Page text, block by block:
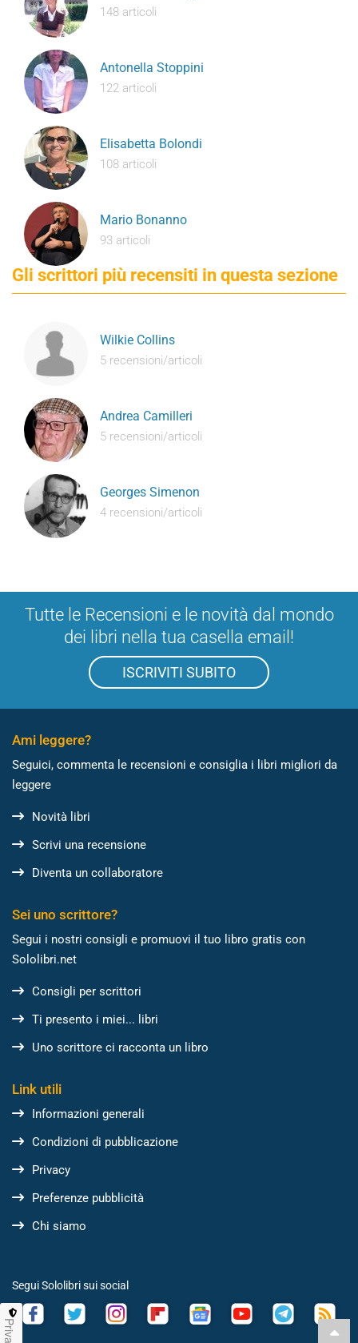
148 articoli
Antonella Stoppini
122 articoli
Elisabetta Bolondi
108 articoli
Mario Bonanno
93 articoli
Gli scrittori più recensiti in questa sezione
Wilkie Collins
5 recensioni/articoli
Andrea Camilleri
5 recensioni/articoli
Georges Simenon
4 recensioni/articoli
Tutte le Recensioni e le novità dal mondo
dei libri nella tua casella email!
ISCRIVITI SUBITO
Ami leggere?
Seguici, commenta le recensioni e consiglia i libri migliori da
leggere
Novità libri
Scrivi una recensione
Diventa un collaboratore
Sei uno scrittore?
Segui i nostri consigli e promuovi il tuo libro gratis con
Sololibri.net
Consigli per scrittori
Ti presento i miei... libri
Uno scrittore ci racconta un libro
Link utili
Informazioni generali
Condizioni di pubblicazione
Privacy
Preferenze pubblicità
Chi siamo
Segui Sololibri sui social